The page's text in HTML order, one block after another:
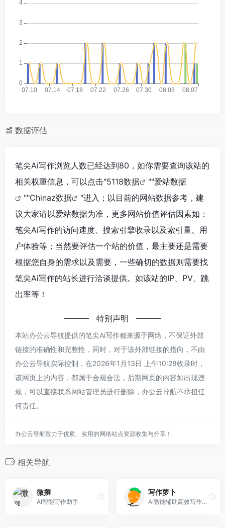
数据评估
笔尖Ai写作浏览人数已经达到80，如你需要查询该站的
相关权重信息，可以点击"5118数据 ""爱站数据
""Chinaz数据
"进入；以目前的网站数据参考，建
议大家请以爱站数据为准，更多网站价值评估因素如：
笔尖Ai写作的访问速度、搜索引擎收录以及索引量、用
户体验等；当然要评估一个站的价值，最主要还是需要
根据您自身的需求以及需要，一些确切的数据则需要找
笔尖Ai写作的站长进行洽谈提供。如该站的IP、PV、跳
出率等！
特别声明
本站办公云导航提供的笔尖Ai写作都来源于网络，不保证外部
链接的准确性和完整性，同时，对于该外部链接的指向，不由
办公云导航实际控制，在2026年1月13日 上午10:28收录时，
该网页上的内容，都属于合规合法，后期网页的内容如出现违
规，可以直接联系网站管理员进行删除，办公云导航不承担任
何责任。
办公云导航致力于优质、实用的网络站点资源收集与分享！
相关导航
微撰
AI智能写作助手
写作萝卜
AI智能辅助高效写作平台